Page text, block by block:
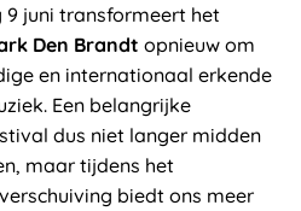
juni transformeert het
Den Brandt opnieuw om
en internationaal erkende
Een belangrijke
dus niet langer midden
maar tijdens het
biedt ons meer